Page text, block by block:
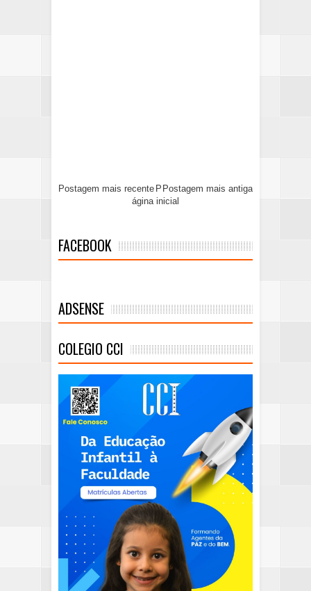
Postagem mais recente Postagem mais antiga
P
ágina inicial
FACEBOOK
ADSENSE
COLEGIO CCI